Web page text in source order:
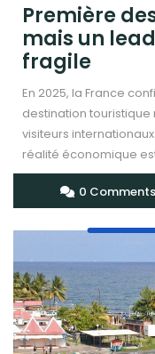
Première
mais un
fragile
En 2025, la France
destination touristique
visiteurs
réalité économique
0 Comments